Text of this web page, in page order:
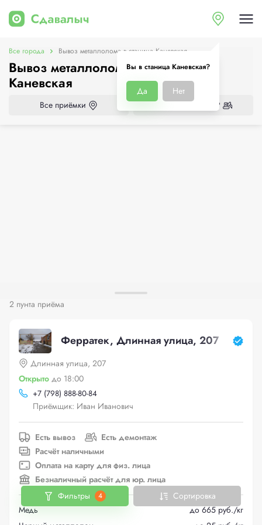
Вы в станица Каневская?
Да Нет
Все города Вывоз металлолома в станица Каневская
Вывоз металлолома в станица
Каневская
Все приёмки Нужен демонтаж?
2 пунта приёма
Ферратек, Длинная улица, 207
Длинная улица, 207
Открыто до 18:00
+7 (798) 888-80-84
Приёмщик: Иван Иванович
Есть вывоз
Есть демонтаж
Расчёт наличными
Оплата на карту для физ. лица
Безналичный расчёт для юр. лица
Медь
до 665 руб./кг
Фильтры 4 Сортировка